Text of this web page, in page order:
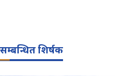
सम्बन्धित शिर्षक